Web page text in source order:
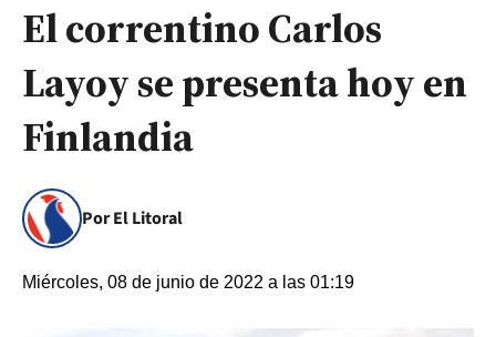
El correntino Carlos
Layoy se presenta hoy en
Finlandia
Por El Litoral
Miércoles, 08 de junio de 2022 a las 01:19